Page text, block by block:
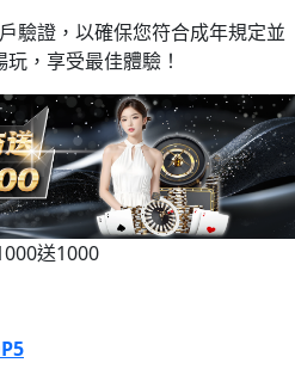
驗證，以確保您符合成年規定並
，享受最佳體驗！
送1000